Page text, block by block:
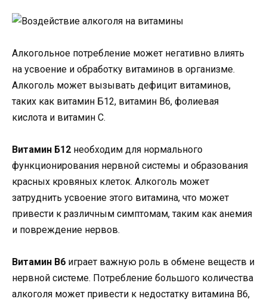
Алкогольное потребление может негативно влиять
на усвоение и обработку витаминов в организме.
Алкоголь может вызывать дефицит витаминов,
таких как витамин Б12, витамин В6, фолиевая
кислота и витамин С.
Витамин Б12 необходим для нормального
функционирования нервной системы и образования
красных кровяных клеток. Алкоголь может
затруднить усвоение этого витамина, что может
привести к различным симптомам, таким как анемия
и повреждение нервов.
Витамин В6 играет важную роль в обмене веществ и
нервной системе. Потребление большого количества
алкоголя может привести к недостатку витамина В6,